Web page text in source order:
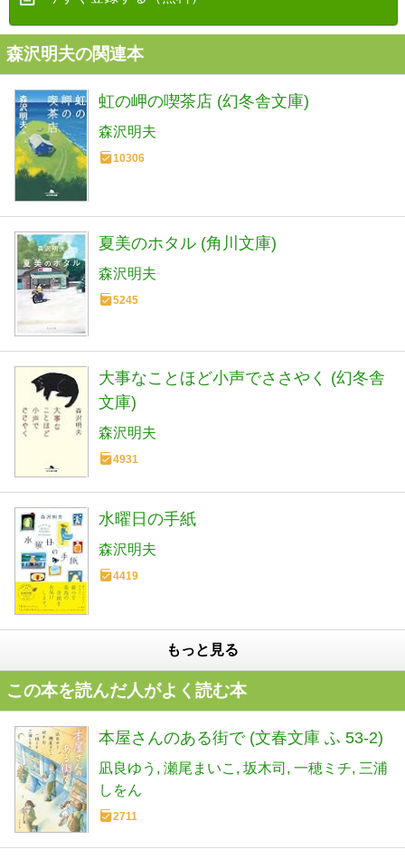
森沢明夫の関連本
虹の岬の喫茶店 (幻冬舎文庫)
森沢明夫
10306
夏美のホタル (角川文庫)
森沢明夫
5245
大事なことほど小声でささやく (幻冬舎
文庫)
森沢明夫
4931
水曜日の手紙
森沢明夫
4419
もっと見る
この本を読んだ人がよく読む本
本屋さんのある街で (文春文庫 ふ 53-2)
凪良ゆう 瀬尾まいこ 坂木司 一穂ミチ 三浦
しをん
2711